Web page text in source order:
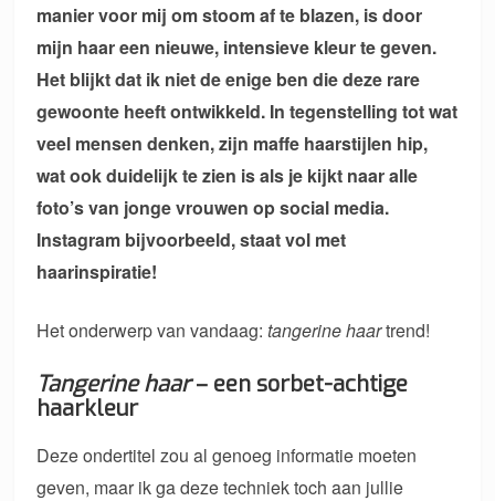
manier voor mij om stoom af te blazen, is door
mijn haar een nieuwe, intensieve kleur te geven.
Het blijkt dat ik niet de enige ben die deze rare
gewoonte heeft ontwikkeld. In tegenstelling tot wat
veel mensen denken, zijn maffe haarstijlen hip,
wat ook duidelijk te zien is als je kijkt naar alle
foto’s van jonge vrouwen op social media.
Instagram bijvoorbeeld, staat vol met
haarinspiratie!
Het onderwerp van vandaag:tangerine haartrend!
Tangerine haar– een sorbet-achtige
haarkleur
Deze ondertitel zou al genoeg informatie moeten
geven, maar ik ga deze techniek toch aan jullie